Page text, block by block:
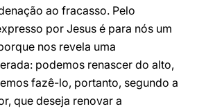
ao fracasso. Pelo
por Jesus é para nós um
nos revela uma
podemos renascer do alto,
fazê-lo, portanto, segundo a
que deseja renovar a